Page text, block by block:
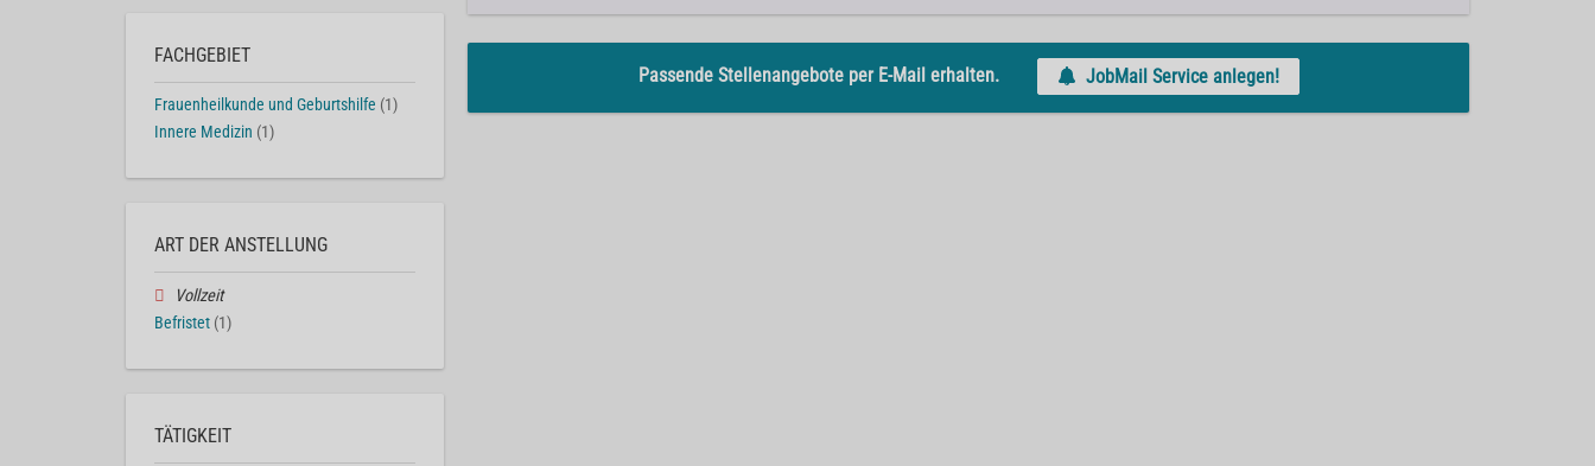
Passende Stellenangebote per E-Mail erhalten. JobMail Service anlegen!
FACHGEBIET
Frauenheilkunde und Geburtshilfe (1)
Innere Medizin (1)
ART DER ANSTELLUNG
Vollzeit
Befristet (1)
TÄTIGKEIT